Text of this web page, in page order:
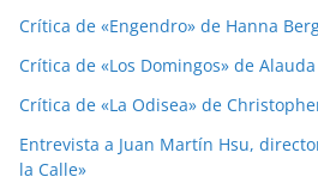
Crítica de «Engendro» de Hanna
Crítica de «Los Domingos» de
Crítica de «La Odisea» de
Entrevista a Juan Martín Hsu,
la Calle»